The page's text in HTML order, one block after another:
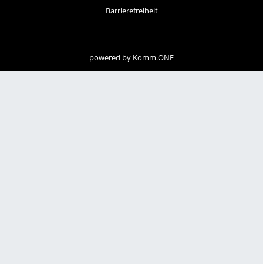
Barrierefreiheit
powered by Komm.ONE